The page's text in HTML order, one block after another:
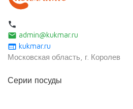
local_phone
email admin@kukmar.ru
web kukmar.ru
Московская область, г. Королев
Серии посуды